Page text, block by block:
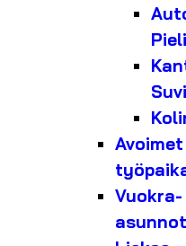
Avoimet
Vuokra-
asunnot